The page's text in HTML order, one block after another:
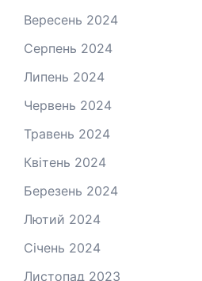
Вересень 2024
Серпень 2024
Липень 2024
Червень 2024
Травень 2024
Квітень 2024
Березень 2024
Лютий 2024
Січень 2024
Листопад 2023